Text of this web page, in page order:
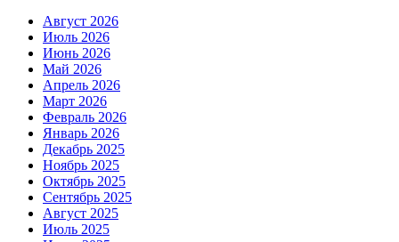
Август 2026
Июль 2026
Июнь 2026
Май 2026
Апрель 2026
Март 2026
Февраль 2026
Январь 2026
Декабрь 2025
Ноябрь 2025
Октябрь 2025
Сентябрь 2025
Август 2025
Июль 2025